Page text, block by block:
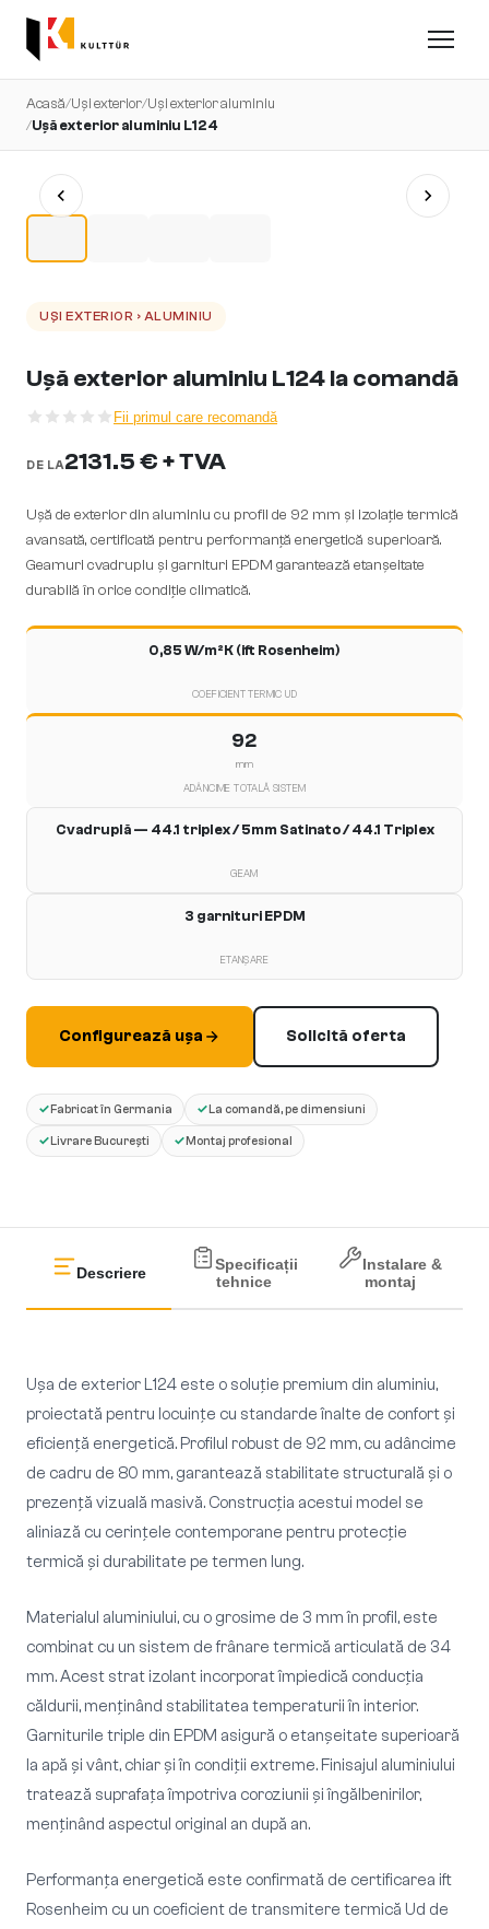
Acasă/Uși exterior/Uși exterior aluminiu
/Ușă exterior aluminiu L124
UȘI EXTERIOR › ALUMINIU
Ușă exterior aluminiu L124 la comandă
Fii primul care recomandă
DE LA2131.5 € + TVA
Ușă de exterior din aluminiu cu profil de 92 mm și izolație termică
avansată, certificată pentru performanță energetică superioară.
Geamuri cvadruplu și garnituri EPDM garantează etanșeitate
durabilă în orice condiție climatică.
0,85 W/m²K (ift Rosenheim)
COEFICIENT TERMIC UD
92
mm
ADÂNCIME TOTALĂ SISTEM
Cvadruplă — 44.1 triplex / 5mm Satinato / 44.1 Triplex
GEAM
3 garnituri EPDM
ETANȘARE
Configurează ușa Solicită oferta
✓ Fabricat în Germania ✓ La comandă, pe dimensiuni
✓ Livrare București ✓ Montaj profesional
Descriere
Specificații
tehnice
Instalare &
montaj
Ușa de exterior L124 este o soluție premium din aluminiu,
proiectată pentru locuințe cu standarde înalte de confort și
eficiență energetică. Profilul robust de 92 mm, cu adâncime
de cadru de 80 mm, garantează stabilitate structurală și o
prezență vizuală masivă. Construcția acestui model se
aliniază cu cerințele contemporane pentru protecție
termică și durabilitate pe termen lung.
Materialul aluminiului, cu o grosime de 3 mm în profil, este
combinat cu un sistem de frânare termică articulată de 34
mm. Acest strat izolant incorporat împiedică conducția
căldurii, menținând stabilitatea temperaturii în interior.
Garniturile triple din EPDM asigură o etanșeitate superioară
la apă și vânt, chiar și în condiții extreme. Finisajul aluminiului
tratează suprafața împotriva coroziunii și îngălbenirilor,
menținând aspectul original an după an.
Performanța energetică este confirmată de certificarea ift
Rosenheim cu un coeficient de transmitere termică Ud de